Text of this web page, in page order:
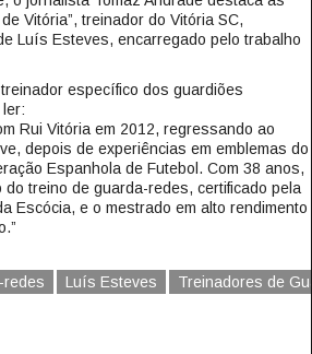
Vitória”, treinador do Vitória SC,
Luís Esteves, encarregado pelo trabalho
específico dos guardiões
Rui Vitória em 2012, regressando ao
depois de experiências em emblemas do
Espanhola de Futebol. Com 38 anos,
do treino de guarda-redes, certificado pela
Escócia, e o mestrado em alto rendimento
redes Luís Esteves Treinadores de